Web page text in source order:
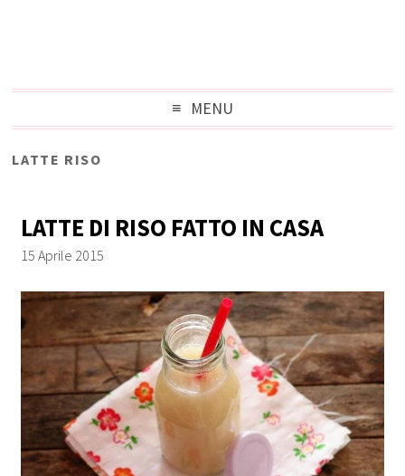
MENU
LATTE RISO
LATTE DI RISO FATTO IN CASA
15 Aprile 2015